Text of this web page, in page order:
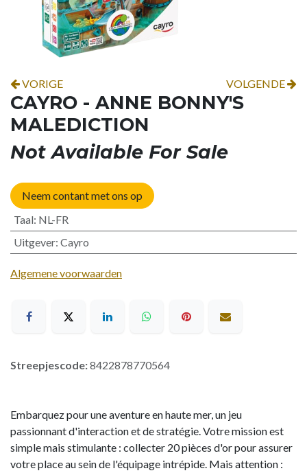
VORIGE VOLGENDE
CAYRO - ANNE BONNY'S
MALEDICTION
Not Available For Sale
Neem contant met ons op
Taal: NL-FR
Uitgever: Cayro
Algemene voorwaarden
Streepjescode:8422878770564
Embarquez pour une aventure en haute mer, un jeu
passionnant d'interaction et de stratégie. Votre mission est
simple mais stimulante : collecter 20 pièces d'or pour assurer
votre place au sein de l'équipage intrépide. Mais attention :